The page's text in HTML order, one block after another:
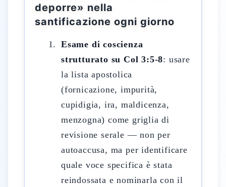
deporre» nella
santificazione ogni giorno
Esame di coscienza
strutturato su Col 3:5-8: usare
la lista apostolica
(fornicazione, impurità,
cupidigia, ira, maldicenza,
menzogna) come griglia di
revisione serale — non per
autoaccusa, ma per identificare
quale voce specifica è stata
reindossata e nominarla con il